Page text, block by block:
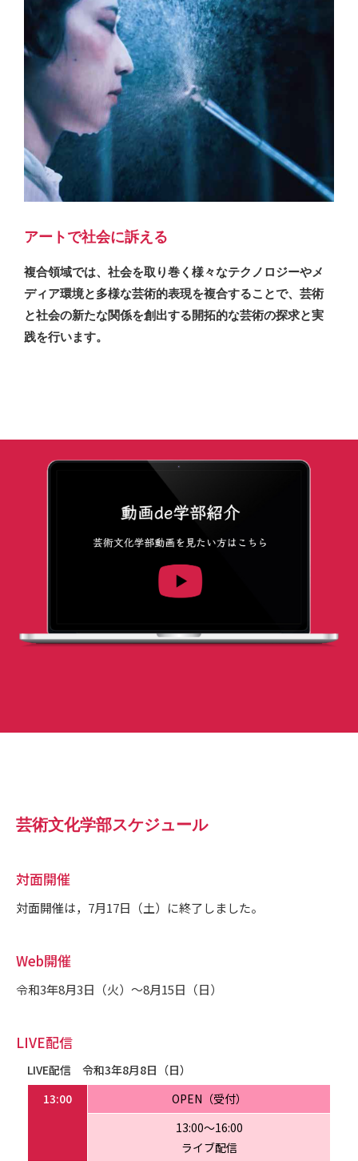
アートで社会に訴える
複合領域では、社会を取り巻く様々なテクノロジーやメ
ディア環境と多様な芸術的表現を複合することで、芸術
と社会の新たな関係を創出する開拓的な芸術の探求と実
践を行います。
芸術文化学部スケジュール
対面開催
対面開催は，7月17日（土）に終了しました。
Web開催
令和3年8月3日（火）～8月15日（日）
LIVE配信
LIVE配信 令和3年8月8日（日）
13:00
OPEN（受付）
13:00～16:00
ライブ配信